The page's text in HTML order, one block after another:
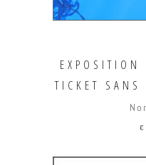
TICKET SANS
€